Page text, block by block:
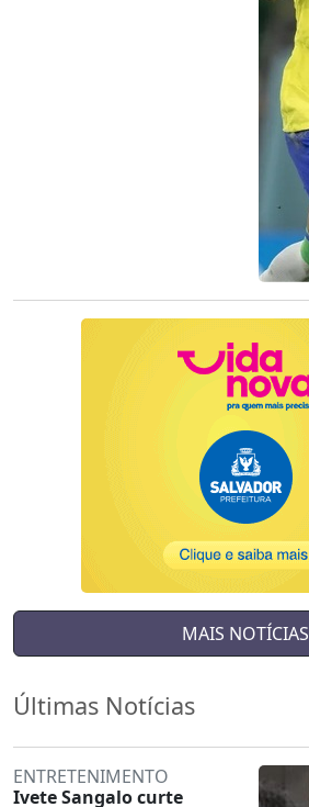
MAIS NOTÍCIAS
Últimas Notícias
ENTRETENIMENTO
Ivete Sangalo curte